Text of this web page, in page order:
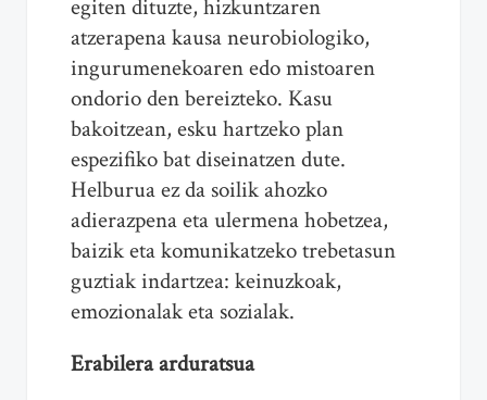
egiten dituzte, hizkuntzaren
atzerapena kausa neurobiologiko,
ingurumenekoaren edo mistoaren
ondorio den bereizteko. Kasu
bakoitzean, esku hartzeko plan
espezifiko bat diseinatzen dute.
Helburua ez da soilik ahozko
adierazpena eta ulermena hobetzea,
baizik eta komunikatzeko trebetasun
guztiak indartzea: keinuzkoak,
emozionalak eta sozialak.
Erabilera arduratsua